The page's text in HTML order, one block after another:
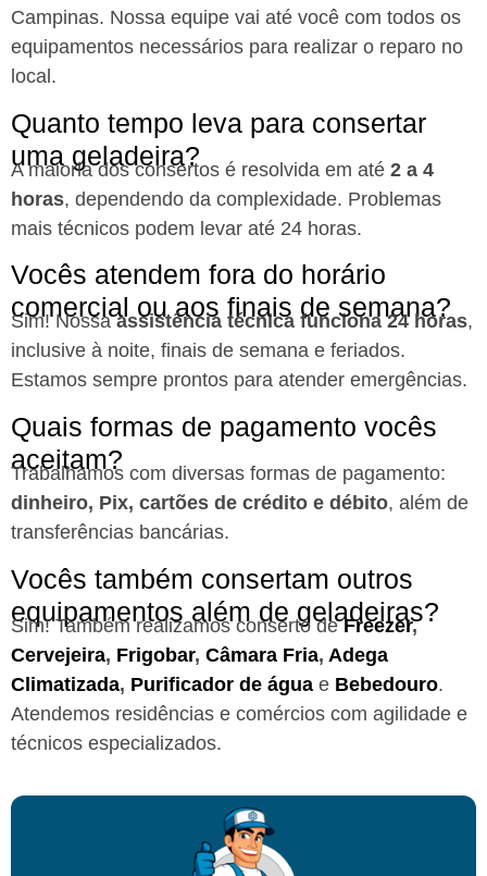
Campinas. Nossa equipe vai até você com todos os
equipamentos necessários para realizar o reparo no
local.
Quanto tempo leva para consertar
uma geladeira?
A maioria dos consertos é resolvida em até 2 a 4
horas, dependendo da complexidade. Problemas
mais técnicos podem levar até 24 horas.
Vocês atendem fora do horário
comercial ou aos finais de semana?
Sim! Nossaassistência técnica funciona 24 horas,
inclusive à noite, finais de semana e feriados.
Estamos sempre prontos para atender emergências.
Quais formas de pagamento vocês
aceitam?
Trabalhamos com diversas formas de pagamento:
dinheiro, Pix, cartões de crédito e débito, além de
transferências bancárias.
Vocês também consertam outros
equipamentos além de geladeiras?
Sim! Também realizamos conserto deFreezer,
Cervejeira, Frigobar, Câmara Fria, Adega
Climatizada, Purificador de água e Bebedouro.
Atendemos residências e comércios com agilidade e
técnicos especializados.